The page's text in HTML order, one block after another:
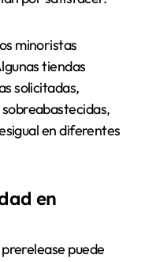
minoristas
tiendas
solicitadas,
en diferentes
en
puede